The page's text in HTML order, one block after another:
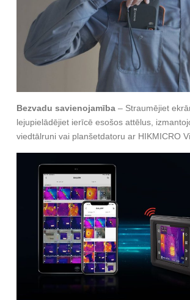
Bezvadu savienojamība – Straumējiet
lejupielādējiet ierīcē esošos attēlus,
viedtālruni vai planšetdatoru ar HIKMICRO